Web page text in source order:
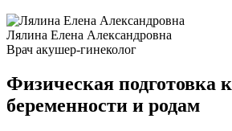
Лялина Елена Александровна
Врач акушер-гинеколог
Физическая подготовка к
беременности и родам